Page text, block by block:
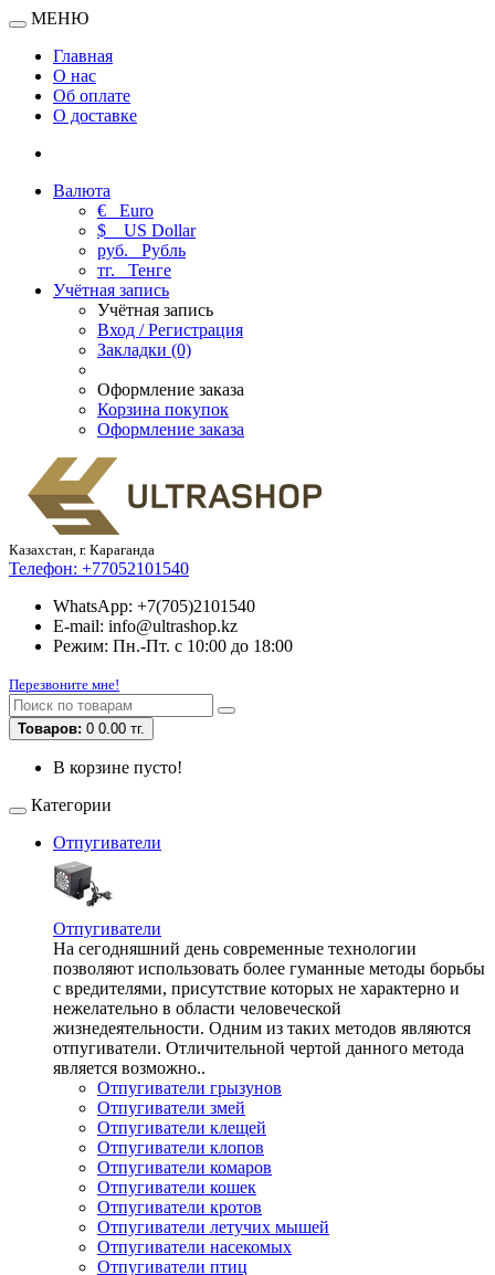
МЕНЮ
Главная
О нас
Об оплате
О доставке
Валюта
€ Euro
$
US Dollar
руб. Рубль
тг. Тенге
Учётная запись
Учётная запись
Вход / Регистрация
Закладки (0)
Оформление заказа
Корзина покупок
Оформление заказа
Казахстан, г. Караганда
Телефон: +77052101540
WhatsApp: +7(705)2101540
E-mail: info@ultrashop.kz
Режим: Пн.-Пт. с 10:00 до 18:00
Перезвоните мне!
Товаров: 0 0.00 тг.
В корзине пусто!
Категории
Отпугиватели
Отпугиватели
На сегодняшний день современные технологии
позволяют использовать более гуманные методы борьбы
с вредителями, присутствие которых не характерно и
нежелательно в области человеческой
жизнедеятельности. Одним из таких методов являются
отпугиватели. Отличительной чертой данного метода
является возможно..
Отпугиватели грызунов
Отпугиватели змей
Отпугиватели клещей
Отпугиватели клопов
Отпугиватели комаров
Отпугиватели кошек
Отпугиватели кротов
Отпугиватели летучих мышей
Отпугиватели насекомых
Отпугиватели птиц